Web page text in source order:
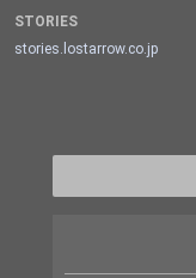
STORIES
stories.lostarrow.co.jp